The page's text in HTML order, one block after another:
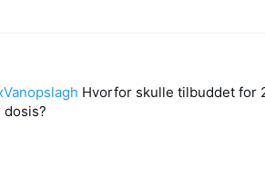
Hvorfor skulle tilbuddet for